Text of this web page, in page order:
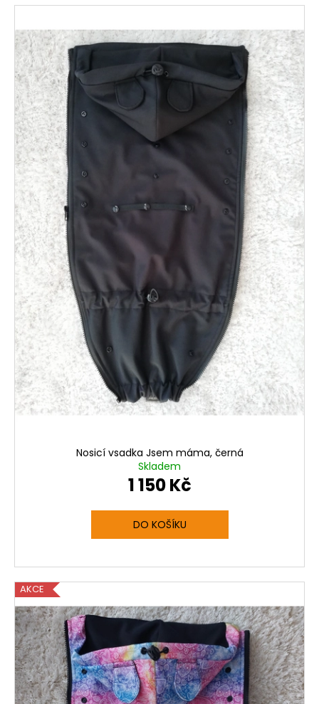
V
ý
p
i
s
p
r
o
d
u
k
t
ů
Nosicí vsadka Jsem máma, černá
Skladem
1 150 Kč
DO KOŠÍKU
AKCE